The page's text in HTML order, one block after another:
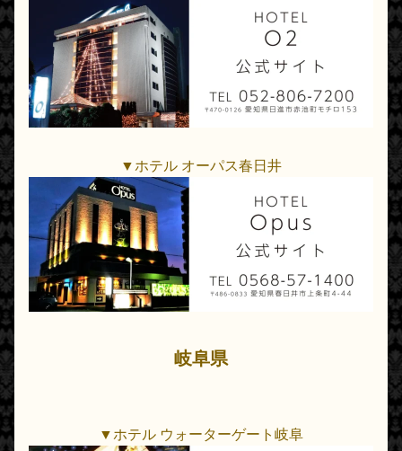
▼ホテル オーパス春日井
岐阜県
▼ホテル ウォーターゲート岐阜